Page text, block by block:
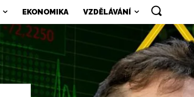
EKONOMIKA VZDĚLÁVÁNÍ